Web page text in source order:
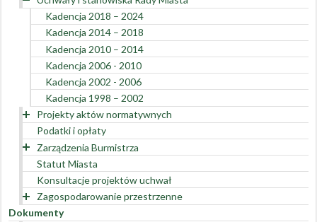
Obecność Radnych na sesjach Rady Miasta i
posiedzeniach Komisji
Inicjatywa uchwałodawcza obywateli
Przedstawiciele Rady Miasta w organach powiatowych
Obecność Radnych na sesjach Rady Miasta i
posiedzeniach Komisji
Kadencja 2018 – 2024
Kadencja 2014 – 2018
Kadencja 2010 – 2014
Kadencja 2006 - 2010
Kadencja 2002 - 2006
Kadencja 1998 – 2002
Projekty aktów normatywnych
Kadencja Rady Miasta 2018-2024
Kadencja Rady Miasta 2014-2018
Kadencja Rady Miasta 2010-2014
Kadencja Rady Miasta 2006-2010
Kadencja Rady Miasta 2002-2006
Podatki i opłaty
Zarządzenia Burmistrza
Zarządzenia finansowe
Zarządzenia organizacyjne
Statut Miasta
Konsultacje projektów uchwał
Zagospodarowanie przestrzenne
Dane przestrzenne
Dokumenty